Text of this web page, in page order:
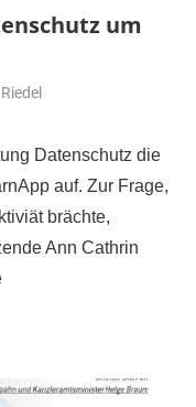
um
Datenschutz die
auf. Zur Frage,
brächte,
Ann Cathrin